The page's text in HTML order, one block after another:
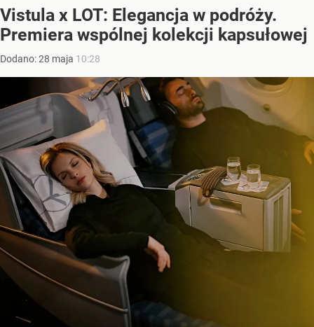
Vistula x LOT: Elegancja w podróży.
Premiera wspólnej kolekcji kapsułowej
Dodano:28 maja 10:28